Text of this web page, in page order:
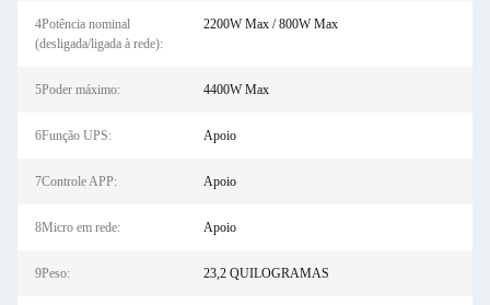
4Potência nominal
(desligada/ligada à rede):
2200W Max / 800W Max
5Poder máximo: 4400W Max
6Função UPS: Apoio
7Controle APP: Apoio
8Micro em rede: Apoio
9Peso: 23,2 QUILOGRAMAS